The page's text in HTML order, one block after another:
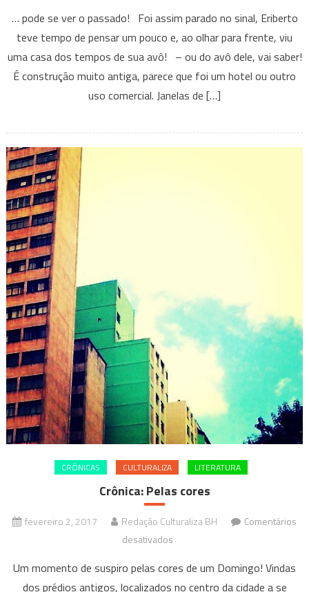
Quando
o
sinal
está
vermelho…
… pode se ver o passado! Foi assim parado no sinal, Eriberto
teve tempo de pensar um pouco e, ao olhar para frente, viu
uma casa dos tempos de sua avô! – ou do avô dele, vai saber!
É construção muito antiga, parece que foi um hotel ou outro
uso comercial. Janelas de […]
CRÔNICAS CULTURALIZA LITERATURA
Crônica: Pelas cores
fevereiro 2, 2017 Redação Culturaliza BH
Comentários
desativados
Pelas
Um momento de suspiro pelas cores de um Domingo! Vindas
dos prédios antigos, localizados no centro da cidade a se